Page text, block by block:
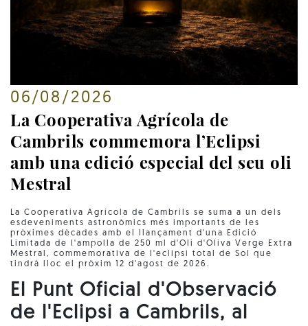
06/08/2026
La Cooperativa Agrícola de
Cambrils commemora l’Eclipsi
amb una edició especial del seu oli
Mestral
La Cooperativa Agrícola de Cambrils se suma a un dels
esdeveniments astronòmics més importants de les
pròximes dècades amb el llançament d'una Edició
Limitada de l'ampolla de 250 ml d'Oli d'Oliva Verge Extra
Mestral, commemorativa de l'eclipsi total de Sol que
tindrà lloc el pròxim 12 d'agost de 2026.
El Punt Oficial d'Observació
de l'Eclipsi a Cambrils, al